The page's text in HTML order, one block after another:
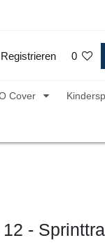
Registrieren 0
Cover
-